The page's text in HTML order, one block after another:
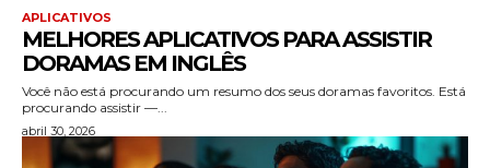
APLICATIVOS
MELHORES APLICATIVOS PARA ASSISTIR
DORAMAS EM INGLÊS
Você não está procurando um resumo dos seus doramas favoritos. Está
procurando assistir —...
abril 30, 2026